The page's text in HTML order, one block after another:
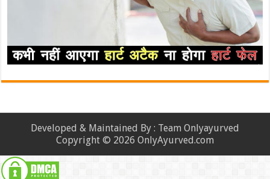
Developed & Maintained By : Team Onlyayurved
Copyright © 2026 OnlyAyurved.com